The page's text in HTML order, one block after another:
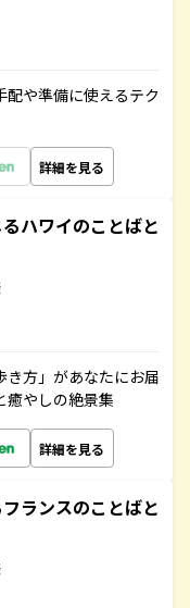
や準備に使えるテク
詳細を見る
ハワイのことばと
方」があなたにお届
癒やしの絶景集
詳細を見る
ランスのことばと